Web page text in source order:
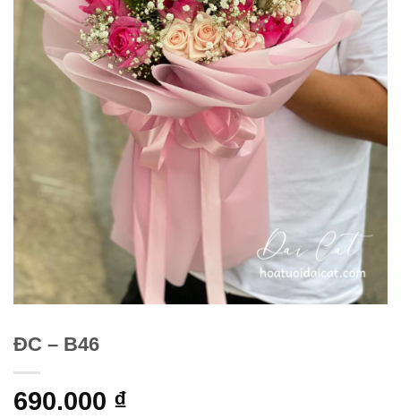
ĐC – B46
690.000 ₫